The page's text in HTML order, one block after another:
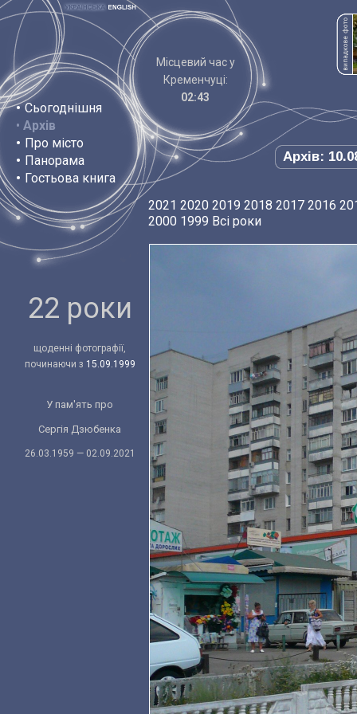
• Сьогоднішня
• Архів
• Про місто
• Панорама
• Гостьова книга
Місцевий час у
Кременчуці:
02:43
Архів:
22 роки
щоденні фотографії,
починаючи з 15.09.1999
У пам'ять про
Сергія Дзюбенка
26.03.1959 — 02.09.2021
2021 2020 2019 2018 2017 2016
2000 1999 Всі роки